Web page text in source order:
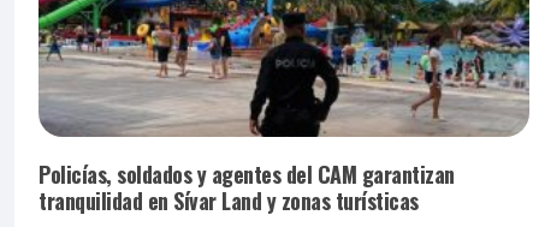
Policías, soldados y agentes del CAM garantizan
tranquilidad en Sívar Land y zonas turísticas